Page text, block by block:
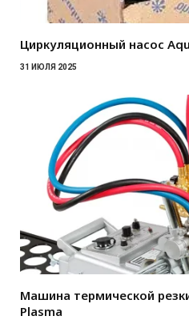
Циркуляционный насос
31 ИЮЛЯ 2025
Машина термической
Plasma